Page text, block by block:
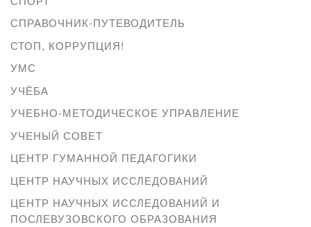
СПРАВОЧНИК-ПУТЕВОДИТЕЛЬ
СТОП, КОРРУПЦИЯ!
УМС
УЧЁБА
УЧЕБНО-МЕТОДИЧЕСКОЕ УПРАВЛЕНИЕ
УЧЕНЫЙ СОВЕТ
ЦЕНТР ГУМАННОЙ ПЕДАГОГИКИ
ЦЕНТР НАУЧНЫХ ИССЛЕДОВАНИЙ
ЦЕНТР НАУЧНЫХ ИССЛЕДОВАНИЙ И
ПОСЛЕВУЗОВСКОГО ОБРАЗОВАНИЯ